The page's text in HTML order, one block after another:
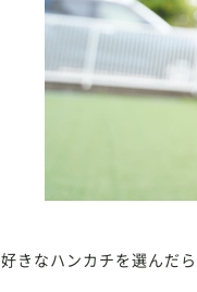
好きなハンカチを選んだ